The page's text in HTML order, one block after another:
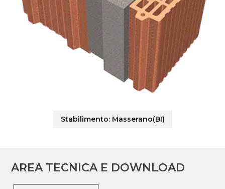
Stabilimento: Masserano(BI)
AREA TECNICA E DOWNLOAD